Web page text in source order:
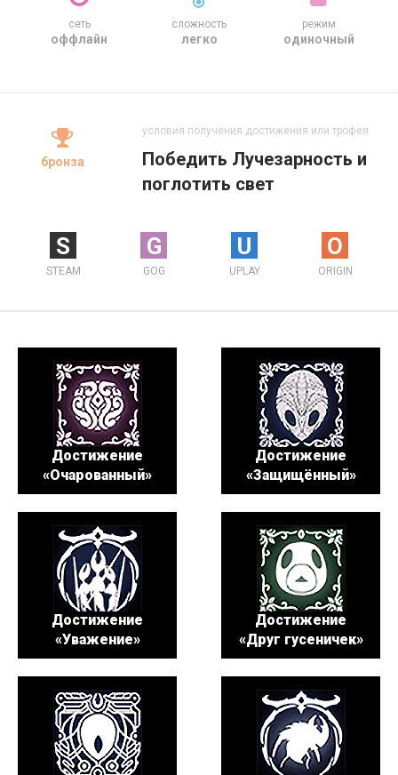
сеть
оффлайн
сложность
легко
режим
одиночный
бронза
условия получения достижения или трофея
Победить Лучезарность и
поглотить свет
S
STEAM
G
GOG
U
UPLAY
O
ORIGIN
Достижение
«Очарованный»
Достижение
«Защищённый»
Достижение
«Уважение»
Достижение
«Друг гусеничек»